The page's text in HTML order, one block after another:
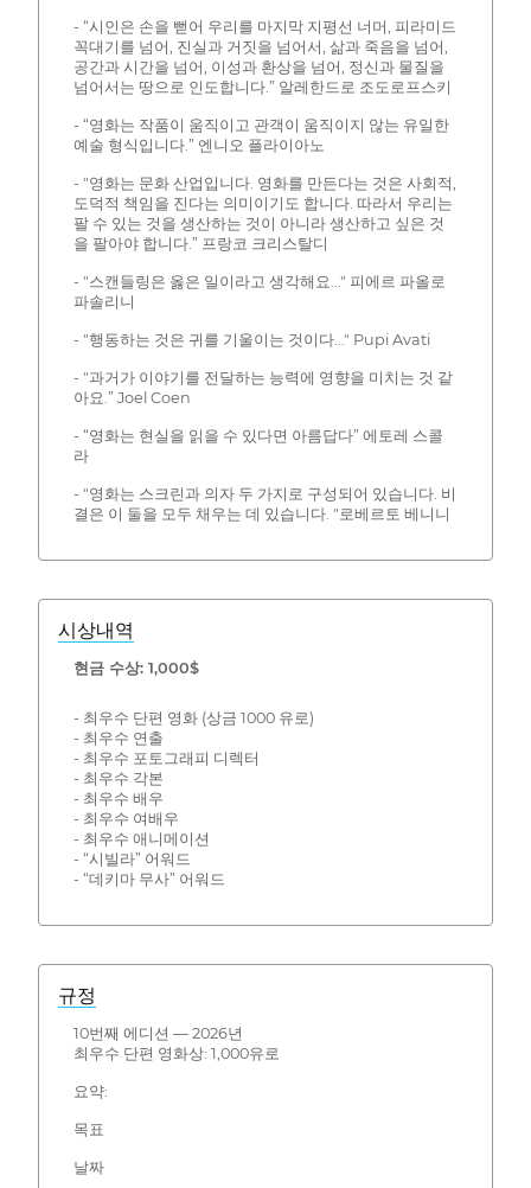
- “시인은 손을 뻗어 우리를 마지막 지평선 너머, 피라미드
꼭대기를 넘어, 진실과 거짓을 넘어서, 삶과 죽음을 넘어,
공간과 시간을 넘어, 이성과 환상을 넘어, 정신과 물질을
넘어서는 땅으로 인도합니다.” 알레한드로 조도로프스키
- “영화는 작품이 움직이고 관객이 움직이지 않는 유일한
예술 형식입니다.” 엔니오 플라이아노
- "영화는 문화 산업입니다. 영화를 만든다는 것은 사회적,
도덕적 책임을 진다는 의미이기도 합니다. 따라서 우리는
팔 수 있는 것을 생산하는 것이 아니라 생산하고 싶은 것
을 팔아야 합니다.” 프랑코 크리스탈디
- "스캔들링은 옳은 일이라고 생각해요..." 피에르 파올로
파솔리니
- "행동하는 것은 귀를 기울이는 것이다..." Pupi Avati
- "과거가 이야기를 전달하는 능력에 영향을 미치는 것 같
아요.” Joel Coen
- “영화는 현실을 읽을 수 있다면 아름답다” 에토레 스콜
라
- "영화는 스크린과 의자 두 가지로 구성되어 있습니다. 비
결은 이 둘을 모두 채우는 데 있습니다. "로베르토 베니니
시상내역
현금 수상: 1,000$
- 최우수 단편 영화 (상금 1000 유로)
- 최우수 연출
- 최우수 포토그래피 디렉터
- 최우수 각본
- 최우수 배우
- 최우수 여배우
- 최우수 애니메이션
- “시빌라” 어워드
- “데키마 무사” 어워드
규정
10번째 에디션 — 2026년
최우수 단편 영화상: 1,000유로
요약:
목표
날짜